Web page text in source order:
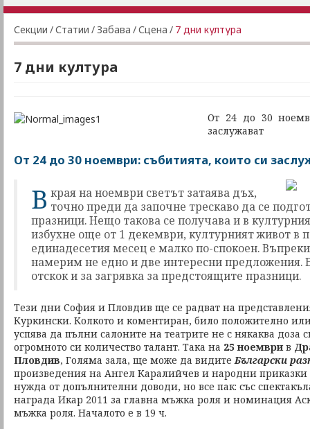
Секции /Статии / Забава /Сцена / 7 дни култура
7 дни култура
От 24 до 30
заслужават
От 24 до 30 ноември: събитията, които си
В края на ноември светът затаява дъх,
точно преди да започне трескаво да се
празници. Нещо такова се получава и в
избухне още от 1 декември, културният живот в
единадесетия месец е малко по-спокоен.
намерим не едно и две интересни предложения.
отскок и за загрявка за предстоящите празници.
Тези дни София и Пловдив ще се радват на
Куркински. Колкото и коментиран, било положително
успява да пълни салоните на театрите не с някаква доза
огромното си количество талант. Така на 25 ноемврив
Пловдив, Голяма зала, ще може да видитеБългарски
произведения на Ангел Каралийчев и народни
нужда от допълнителни доводи, но все пак: със
награда Икар 2011 за главна мъжка роля и номинация
мъжка роля. Началото е в 19 ч.